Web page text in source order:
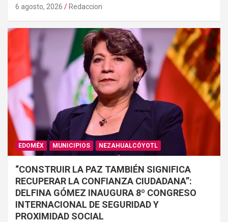
6 agosto, 2026 Redaccion
EDOMÉX MUNICIPIOS NEZAHUALCÓYOTL
“CONSTRUIR LA PAZ TAMBIÉN SIGNIFICA
RECUPERAR LA CONFIANZA CIUDADANA”:
DELFINA GÓMEZ INAUGURA 8º CONGRESO
INTERNACIONAL DE SEGURIDAD Y
PROXIMIDAD SOCIAL